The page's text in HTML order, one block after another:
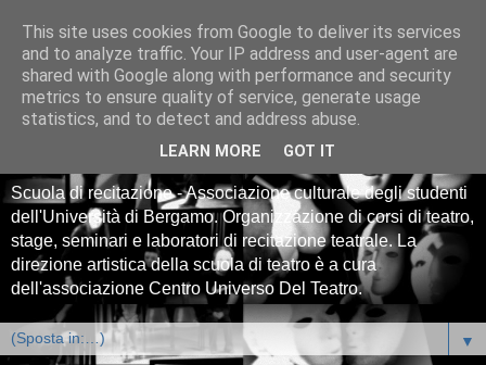
Centro Universitario
Teatrale CUT Bergamo -
scuola di teatro
Scuola di recitazione - Associazione culturale degli studenti
dell'Università di Bergamo. Organizzazione di corsi di teatro,
stage, seminari e laboratori di recitazione teatrale. La
direzione artistica della scuola di teatro è a cura
dell'associazione Centro Universo Del Teatro.
▼
This site uses cookies from Google to deliver its services
and to analyze traffic. Your IP address and user-agent are
shared with Google along with performance and security
metrics to ensure quality of service, generate usage
statistics, and to detect and address abuse.
LEARN MORE GOT IT